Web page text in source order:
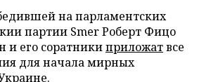
на парламентских
партии Smer Роберт Фицо
и его соратникиприложатвсе
для начала мирных